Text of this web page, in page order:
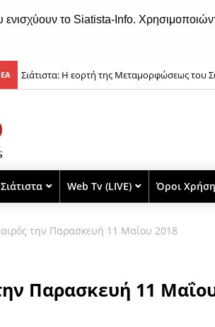
ενισχύουν το Siatista-Info.
Σιάτιστα: Η εορτή της Μεταμορφώσεως του
Web Tv (LIVE) Όροι
την Παρασκευή 11 Μαΐου 2018
Παρασκευή 11